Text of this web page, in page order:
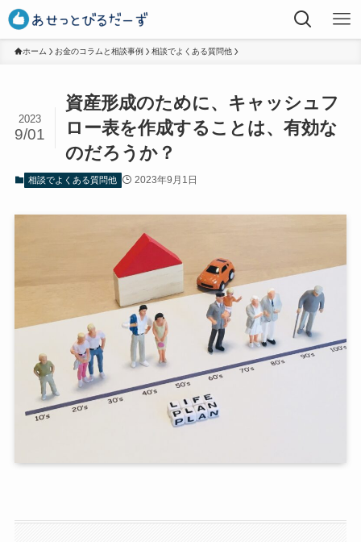
ホーム お金のコラムと相談事例 相談でよくある質問他
資産形成のために、キャッシュフ
ロー表を作成することは、有効な
のだろうか？
2023
9/01
相談でよくある質問他 2023年9月1日